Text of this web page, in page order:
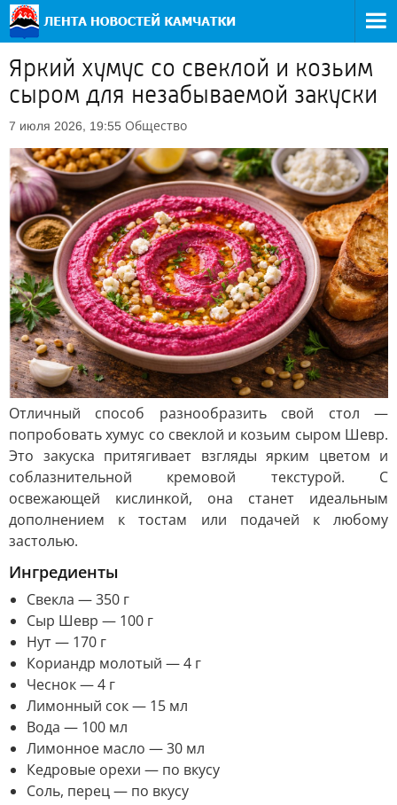
Яркий хумус со свеклой и козьим
сыром для незабываемой закуски
7 июля 2026, 19:55 Общество
Отличный способ разнообразить свой стол —
попробовать хумус со свеклой и козьим сыром Шевр.
Это закуска притягивает взгляды ярким цветом и
соблазнительной кремовой текстурой. С
освежающей кислинкой, она станет идеальным
дополнением к тостам или подачей к любому
застолью.
Ингредиенты
Свекла — 350 г
Сыр Шевр — 100 г
Нут — 170 г
Кориандр молотый — 4 г
Чеснок — 4 г
Лимонный сок — 15 мл
Вода — 100 мл
Лимонное масло — 30 мл
Кедровые орехи — по вкусу
Соль, перец — по вкусу